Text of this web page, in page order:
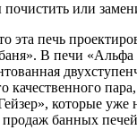
почистить или
эта печь
В печи
качественного
которые уже
продаж банных